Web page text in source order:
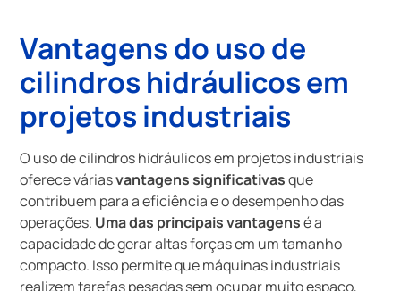
Vantagens do uso de
cilindros hidráulicos em
projetos industriais
O uso de cilindros hidráulicos em projetos industriais
oferece váriasvantagens significativasque
contribuem para a eficiência e o desempenho das
operações. Uma das principais vantagensé a
capacidade de gerar altas forças em um tamanho
compacto. Isso permite que máquinas industriais
realizem tarefas pesadas sem ocupar muito espaço,